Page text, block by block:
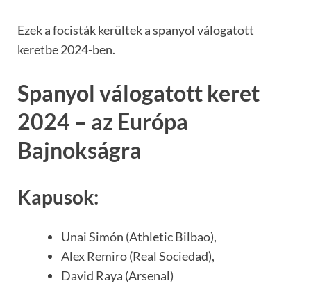
Ezek a focisták kerültek a spanyol válogatott
keretbe 2024-ben.
Spanyol válogatott keret
2024 – az Európa
Bajnokságra
Kapusok:
Unai Simón (Athletic Bilbao),
Alex Remiro (Real Sociedad),
David Raya (Arsenal)